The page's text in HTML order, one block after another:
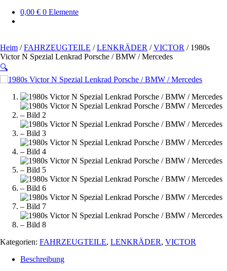
0,00 € 0 Elemente
Heim /FAHRZEUGTEILE /LENKRÄDER /VICTOR / 1980s
Victor N Spezial Lenkrad Porsche / BMW / Mercedes
🔍
SOLD OUT
Kategorien: FAHRZEUGTEILE, LENKRÄDER, VICTOR
Beschreibung